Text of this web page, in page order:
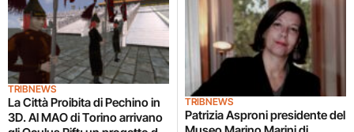
TRIBNEWS
La Città Proibita di Pechino in
3D. Al MAO di Torino arrivano
TRIBNEWS
Patrizia Asproni presidente del